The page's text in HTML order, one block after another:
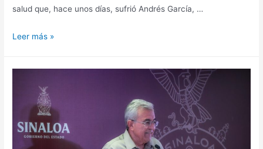
salud que, hace unos días, sufrió Andrés García, …
Leer más »